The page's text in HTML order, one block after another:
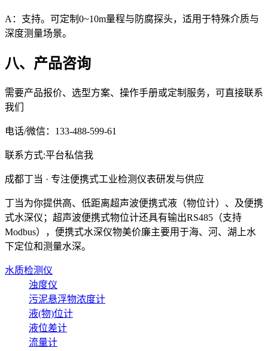
A：支持。可定制0~10m量程与防腐探头，适用于特殊介质与
深度测量场景。
八、产品咨询
需要产品报价、选型方案、操作手册或定制服务，可直接联系
我们
电话/微信：133-488-599-61
联系方式:平台私信我
成都丁当 · 专注便携式工业检测仪表研发与供应
丁当为你提供高、低距离超声波便携式液（物位计）、及便携
式水深仪；超声波便携式物位计还具有输出RS485（支持
Modbus），便携式水深仪物美价廉主要用于海、河、湖上水
下定位和测量水深。
水质检测仪
浊度仪
污泥悬浮物浓度计
液(物)位计
液位差计
流量计